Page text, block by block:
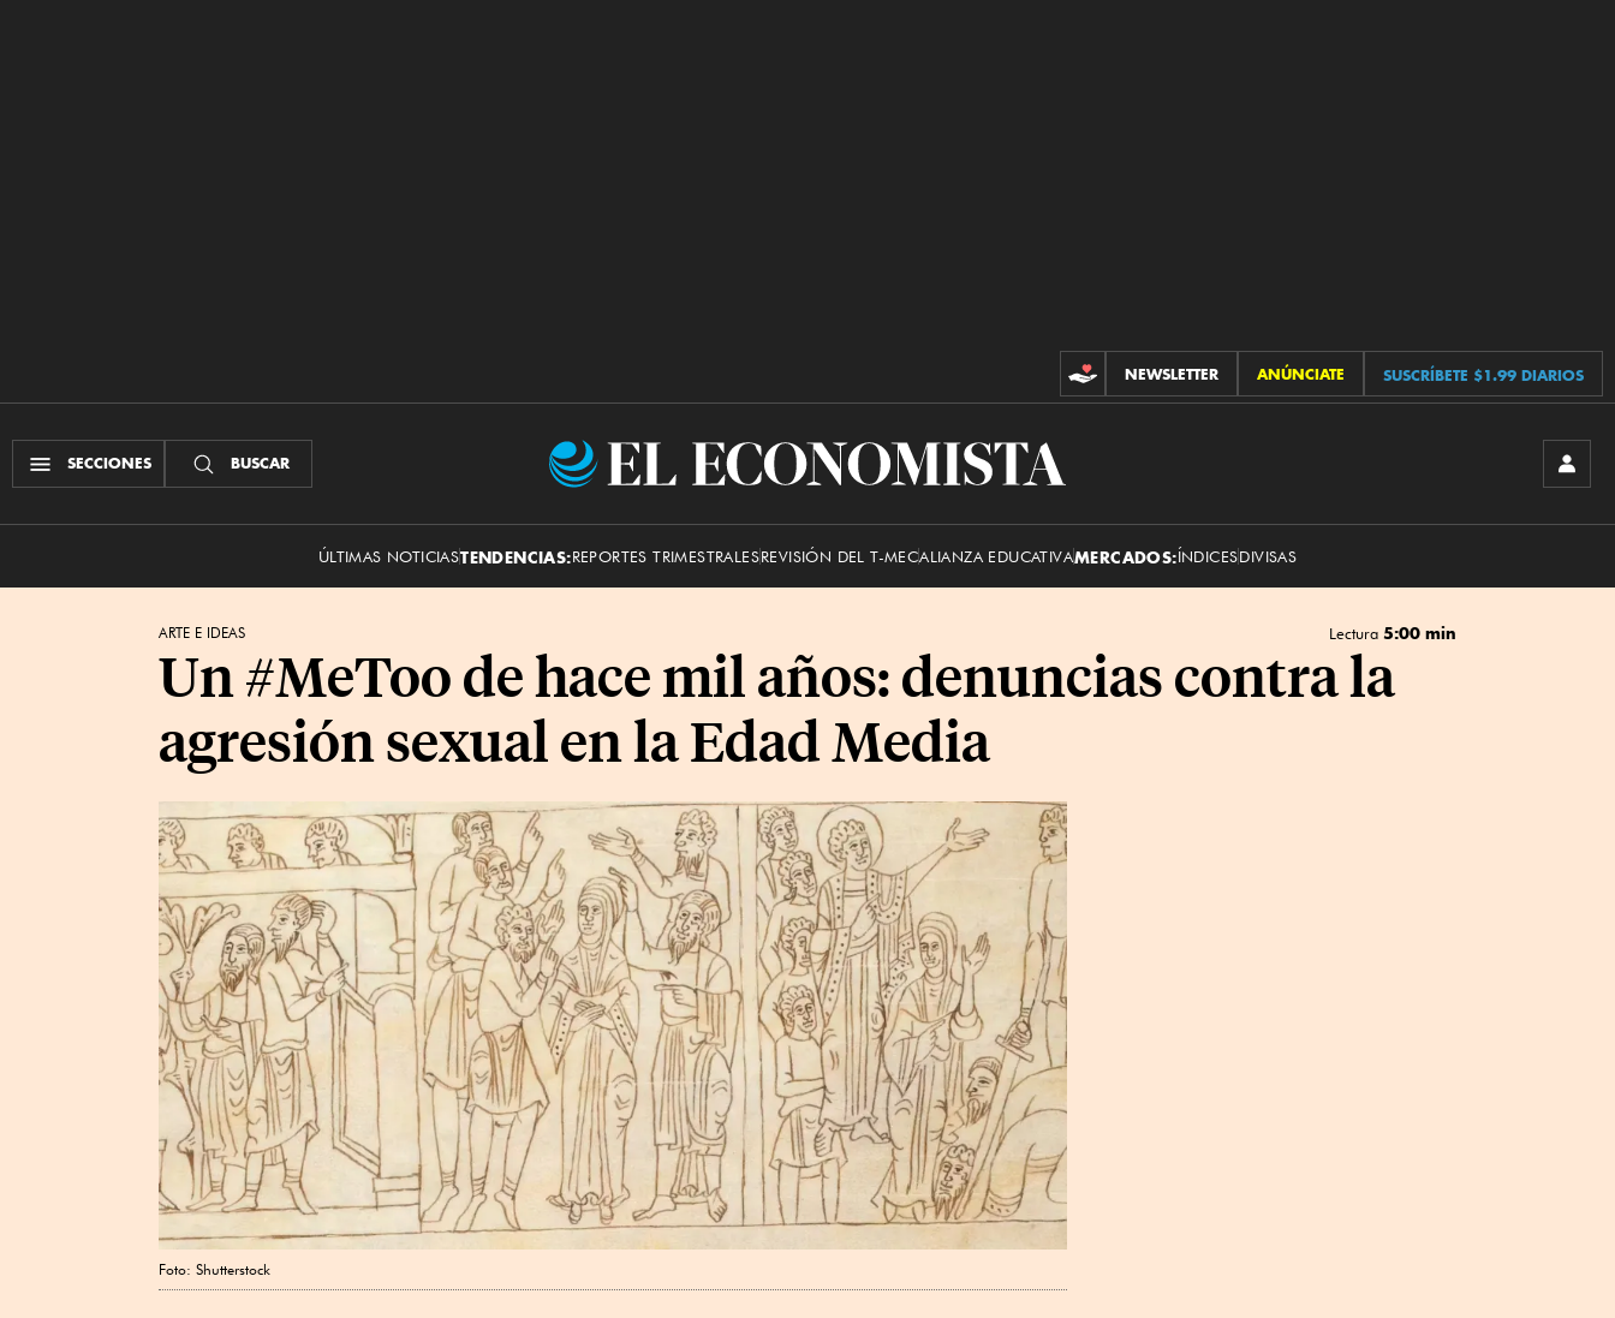
CONTRIBUCIONES
NEWSLETTER ANÚNCIATE SUSCRÍBETE $1.99 DIARIOS
SECCIONES BUSCAR
El
ÚLTIMAS NOTICIASTENDENCIAS:REPORTES TRIMESTRALESREVISIÓN DEL T-MECALIANZA EDUCATIVAMERCADOS:ÍNDICESDIVISAS
ARTE E IDEAS Lectura 5:00 min
Un #MeToo de hace mil años: denuncias contra la
agresión sexual en la Edad Media
Foto: Shutterstock